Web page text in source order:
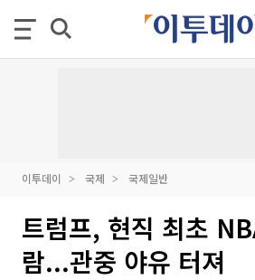
이투데이 국제 국제일반
트럼프, 현직 최초
람...관중 야유 터져